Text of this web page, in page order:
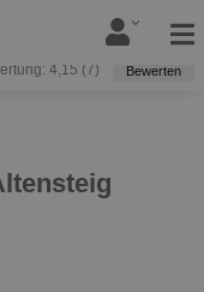
4,15 ( 7) Bewerten